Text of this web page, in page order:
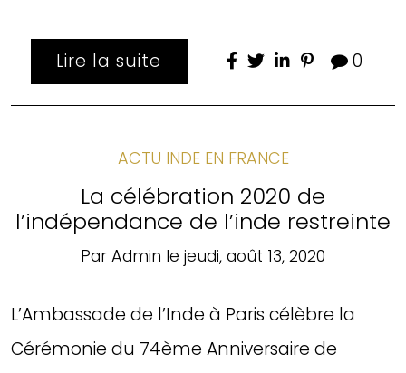
Lire la suite 0
ACTU INDE EN FRANCE
La célébration 2020 de
l’indépendance de l’inde restreinte
Par Admin le jeudi, août 13, 2020
L’Ambassade de l’Inde à Paris célèbre la
Cérémonie du 74ème Anniversaire de